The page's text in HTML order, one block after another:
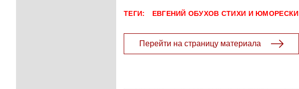
ТЕГИ: ЕВГЕНИЙ ОБУХОВ СТИХИ И ЮМОРЕСКИ
Перейти на страницу материала